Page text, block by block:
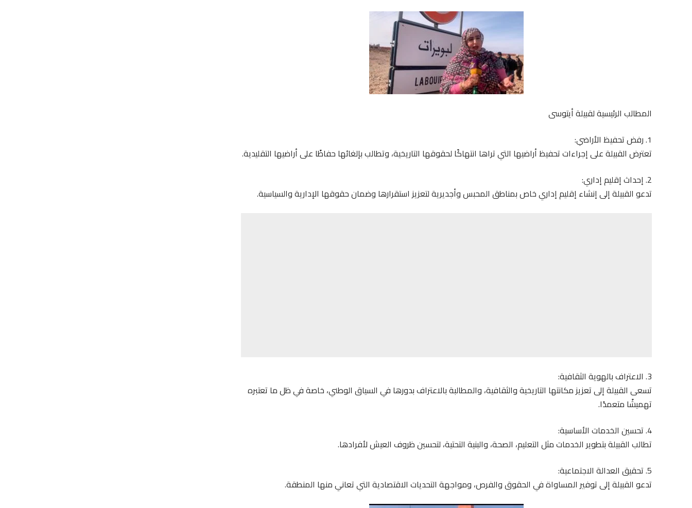
المطالب الرئيسية لقبيلة أيتوسى
1. رفض تحفيظ الأراضي:
تعترض القبيلة على إجراءات تحفيظ أراضيها التي تراها انتهاكًا لحقوقها التاريخية، وتطالب بإلغائها حفاظًا على أراضيها التقليدية.
2. إحداث إقليم إداري:
تدعو القبيلة إلى إنشاء إقليم إداري خاص بمناطق المحبس وأجديرية لتعزيز استقرارها وضمان حقوقها الإدارية والسياسية.
3. الاعتراف بالهوية الثقافية:
تسعى القبيلة إلى تعزيز مكانتها التاريخية والثقافية، والمطالبة بالاعتراف بدورها في السياق الوطني، خاصة في ظل ما تعتبره
تهميشًا متعمدًا.
4. تحسين الخدمات الأساسية:
تطالب القبيلة بتطوير الخدمات مثل التعليم، الصحة، والبنية التحتية، لتحسين ظروف العيش لأفرادها.
5. تحقيق العدالة الاجتماعية:
تدعو القبيلة إلى توفير المساواة في الحقوق والفرص، ومواجهة التحديات الاقتصادية التي تعاني منها المنطقة.